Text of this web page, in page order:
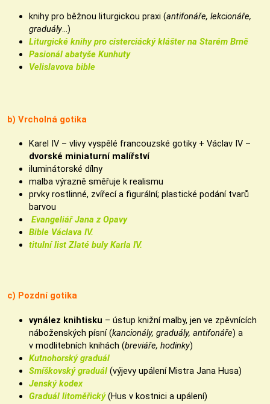
knihy pro běžnou liturgickou praxi (antifonáře, lekcionáře,
graduály…)
Liturgické knihy pro cisterciácký klášter na Starém Brně
Pasionál abatyše Kunhuty
Velislavova bible
b) Vrcholná gotika
Karel IV – vlivy vyspělé francouzské gotiky + Václav IV –
dvorské miniaturní malířství
iluminátorské dílny
malba výrazně směřuje k realismu
prvky rostlinné, zvířecí a figurální; plastické podání tvarů
barvou
Evangeliář Jana z Opavy
Bible Václava IV.
titulní list Zlaté buly Karla IV.
c) Pozdní gotika
vynález knihtisku – ústup knižní malby, jen ve zpěvnících
náboženských písní (kancionály, graduály, antifonáře) a
v modlitebních knihách (breviáře, hodinky)
Kutnohorský graduál
Smíškovský graduál (výjevy upálení Mistra Jana Husa)
Jenský kodex
Graduál litoměřický(Hus v kostnici a upálení)